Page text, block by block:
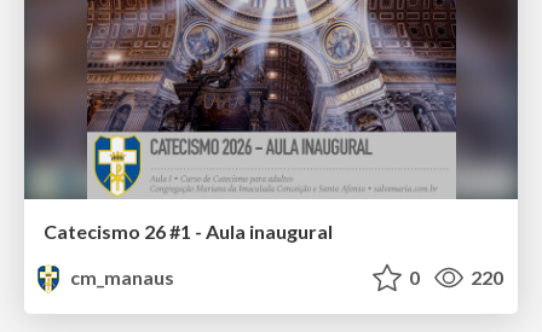
Catecismo 26 #1 - Aula inaugural
cm_manaus
0 220